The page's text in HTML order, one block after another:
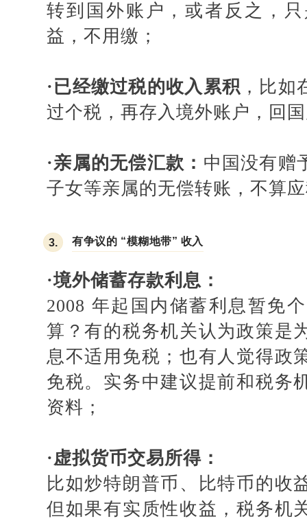
转到国外账户，或者反之，
益，不用缴；
·已经缴过税的收入累积 ，比
过个税，再存入境外账户，回
·亲属的无偿汇款： 中国没有赠
子女等亲属的无偿转账，不算
3. 有争议的 “模糊地带” 收入
·境外储蓄存款利息：
2008 年起国内储蓄利息暂免
算？有的税务机关认为政策是
息不适用免税；也有人觉得政
免税。实务中建议提前和税务
资料；
·虚拟货币交易所得：
比如炒特朗普币、比特币的收
但如果有实质性收益，税务机